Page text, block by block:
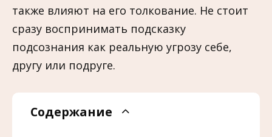
также влияют на его толкование. Не стоит
сразу воспринимать подсказку
подсознания как реальную угрозу себе,
другу или подруге.
Содержание